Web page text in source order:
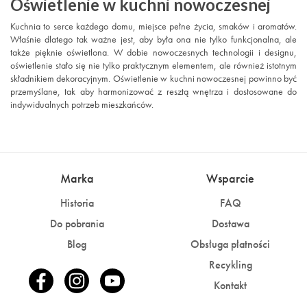
Oświetlenie w kuchni nowoczesnej
Kuchnia to serce każdego domu, miejsce pełne życia, smaków i aromatów.
Właśnie dlatego tak ważne jest, aby była ona nie tylko funkcjonalna, ale
także pięknie oświetlona. W dobie nowoczesnych technologii i designu,
oświetlenie stało się nie tylko praktycznym elementem, ale również istotnym
składnikiem dekoracyjnym. Oświetlenie w kuchni nowoczesnej powinno być
przemyślane, tak aby harmonizować z resztą wnętrza i dostosowane do
indywidualnych potrzeb mieszkańców.
Marka
Historia
Do pobrania
Blog
Wsparcie
FAQ
Dostawa
Obsługa płatności
Recykling
Kontakt